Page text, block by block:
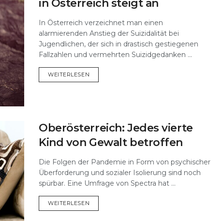
in Österreich steigt an
In Österreich verzeichnet man einen
alarmierenden Anstieg der Suizidalität bei
Jugendlichen, der sich in drastisch gestiegenen
Fallzahlen und vermehrten Suizidgedanken ...
WEITERLESEN
Oberösterreich: Jedes vierte
Kind von Gewalt betroffen
Die Folgen der Pandemie in Form von psychischer
Überforderung und sozialer Isolierung sind noch
spürbar. Eine Umfrage von Spectra hat ...
WEITERLESEN